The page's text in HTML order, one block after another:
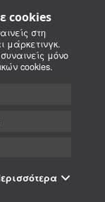
cookies
στη
μάρκετινγκ.
μόνο
cookies.